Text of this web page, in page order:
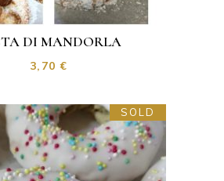
DI MANDORLA
3,70€
SOLD